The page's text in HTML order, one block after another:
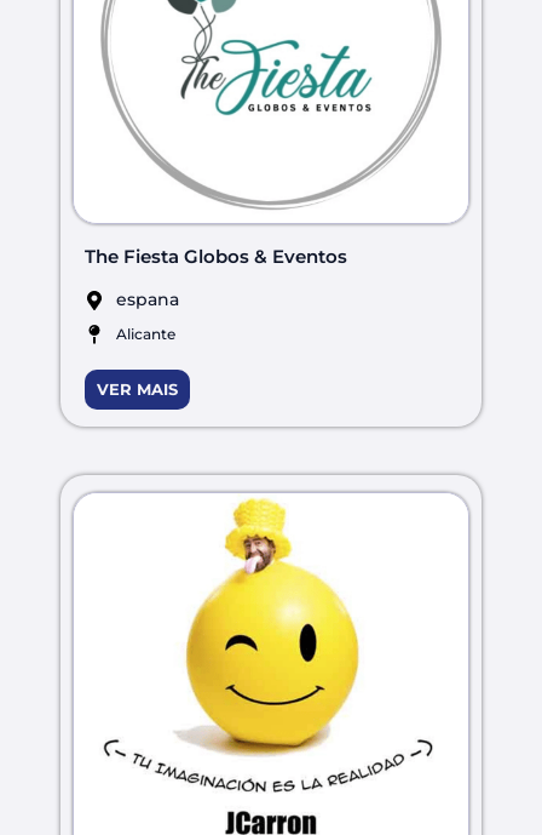
The Fiesta Globos & Eventos
espana
Alicante
VER MAIS